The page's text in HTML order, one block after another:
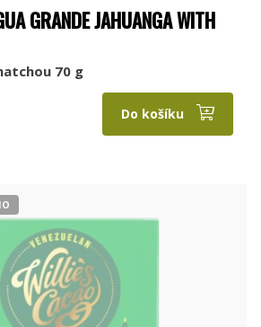
GRANDE JAHUANGA WITH
70 g
Do košíku